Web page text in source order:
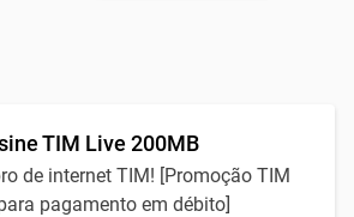
TIM Live 200MB
de internet TIM! [Promoção TIM
pagamento em débito]